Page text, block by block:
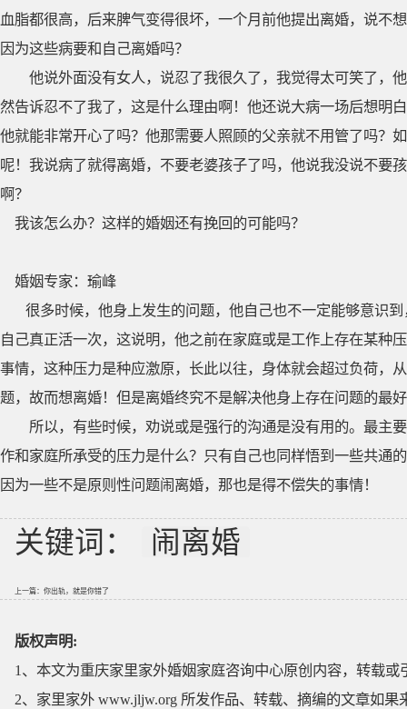
血脂都很高，后来脾气变得很坏，一个月前他提出离婚，说不
因为这些病要和自己离婚吗？
他说外面没有女人，说忍了我很久了，我觉得太可笑了，
然告诉忍不了我了，这是什么理由啊！他还说大病一场后想明
他就能非常开心了吗？他那需要人照顾的父亲就不用管了吗？
呢！我说病了就得离婚，不要老婆孩子了吗，他说我没说不要
啊？
我该怎么办？这样的婚姻还有挽回的可能吗？
婚姻专家：瑜峰
很多时候，他身上发生的问题，他自己也不一定能够意识
自己真正活一次，这说明，他之前在家庭或是工作上存在某种
事情，这种压力是种应激原，长此以往，身体就会超过负荷，
题，故而想离婚！但是离婚终究不是解决他身上存在问题的最
所以，有些时候，劝说或是强行的沟通是没有用的。最主
作和家庭所承受的压力是什么？只有自己也同样悟到一些共通
因为一些不是原则性问题闹离婚，那也是得不偿失的事情！
关键词： 闹离婚
上一篇： 你出轨，就是你错了
版权声明:
1、本文为重庆家里家外婚姻家庭咨询中心原创内容，转载
2、家里家外 www.jljw.org 所发作品、转载、摘编的文章如